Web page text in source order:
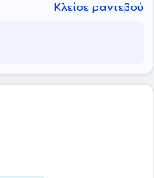
Κλείσε ραντεβού